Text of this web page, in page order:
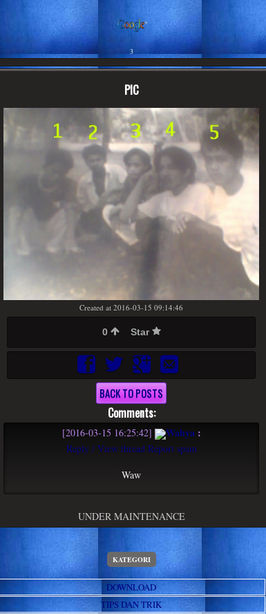
3
PIC
Created at 2016-03-15 09:14:46
0 Star
BACK TO POSTS
Comments:
[2016-03-15 16:25:42] Wahya:
Reply / View thread Report spam
Waw
UNDER MAINTENANCE
KATEGORI
DOWNLOAD
TIPS DAN TRIK